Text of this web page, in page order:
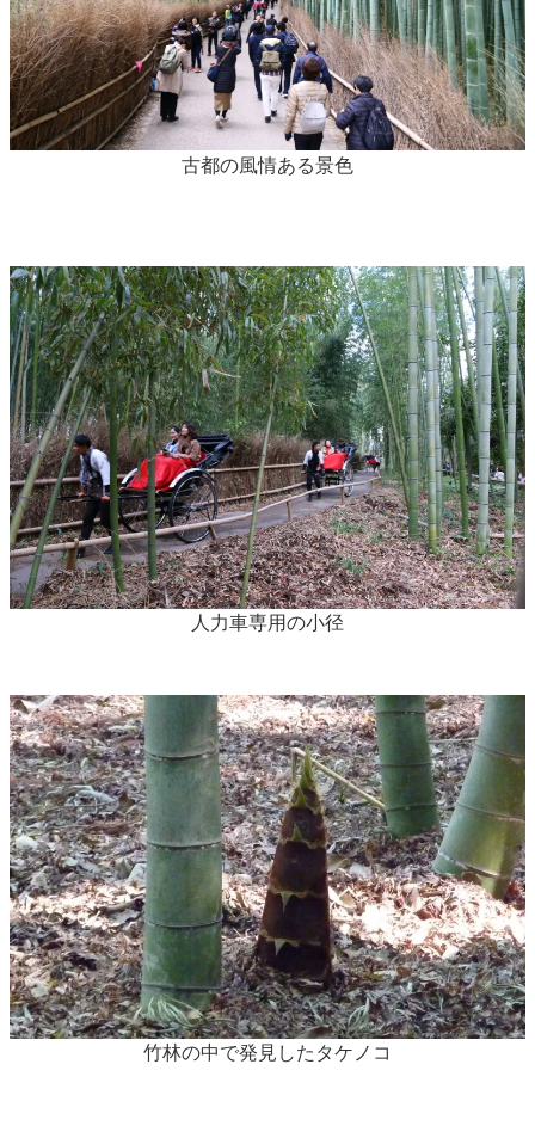
古都の風情ある景色
人力車専用の小径
竹林の中で発見したタケノコ